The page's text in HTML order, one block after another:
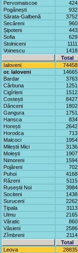
Pervomaiscoe 424
Pogănești
932
Sărata-Galbenă
3752
Secăreni
960
Șipoteni
443
Sofia
629
Stolniceni
1111
Voinescu
1418
Total
Ialoveni
74458
or. Ialoveni
14665
Bardar
3763
Cărbuna
1251
Cigîrleni
1512
Costești
8427
Dănceni
1802
Gangura
1751
Hansca
834
Horești
2642
Horodca
713
Malcoci
1954
Mileștii Mici
3136
Molești
1907
Nimoreni
1594
Pojăreni
702
Puhoi
4168
Răzeni
5115
Ruseștii Noi
3984
Sociteni
1438
Suruceni
2262
Țipala
3113
Ulmu
2165
Văratic
860
Văsieni
2586
Zîmbreni
2114
Total
Leova
28835